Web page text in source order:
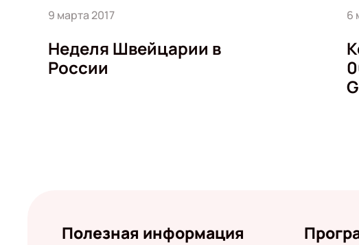
9 марта 2017
Неделя Швейцарии в
России
6
Полезная информация